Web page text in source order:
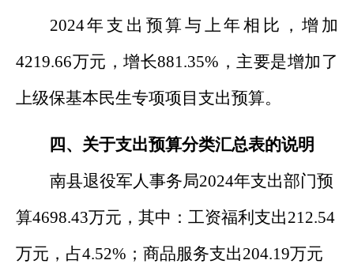
2024年支出 预算 与上年相比，增加
4219.66万元，增长881.35% ， 主要是增加了
上级保基本民生专项项目支出预算。
四、关于支出预算分类汇总表的说明
南县退役军人事务局2024年支出部门预
算4698.43万元，其中：工资福利支出212.54
万元，占4.52% ；商品服务支出204.19万元